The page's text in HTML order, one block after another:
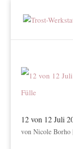
12 von 12 Juli
von Nicole Borho|